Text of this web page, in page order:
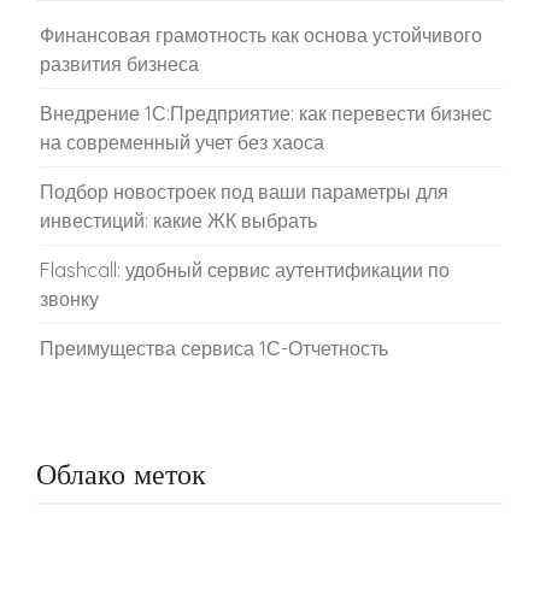
Финансовая грамотность как основа устойчивого
развития бизнеса
Внедрение 1С:Предприятие: как перевести бизнес
на современный учет без хаоса
Подбор новостроек под ваши параметры для
инвестиций: какие ЖК выбрать
Flashcall: удобный сервис аутентификации по
звонку
Преимущества сервиса 1С-Отчетность
Облако меток